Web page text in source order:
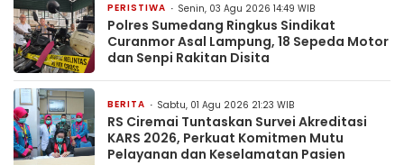
PERISTIWA Senin, 03 Agu 2026 14:49 WIB
Polres Sumedang Ringkus Sindikat
Curanmor Asal Lampung, 18 Sepeda Motor
dan Senpi Rakitan Disita
BERITA Sabtu, 01 Agu 2026 21:23 WIB
RS Ciremai Tuntaskan Survei Akreditasi
KARS 2026, Perkuat Komitmen Mutu
Pelayanan dan Keselamatan Pasien